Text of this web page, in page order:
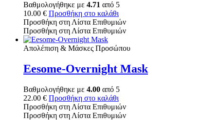
Βαθμολογήθηκε με 4.71 από 5
10.00 € Προσθήκη στο καλάθι
Προσθήκη στη Λίστα Επιθυμιών
Προσθήκη στη Λίστα Επιθυμιών
Απολέπιση & Μάσκες Προσώπου
Eesome-Overnight Mask
Βαθμολογήθηκε με 4.00 από 5
22.00 € Προσθήκη στο καλάθι
Προσθήκη στη Λίστα Επιθυμιών
Προσθήκη στη Λίστα Επιθυμιών